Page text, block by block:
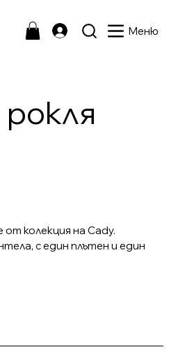
Меню
колекция на Cady.
с един плътен и един